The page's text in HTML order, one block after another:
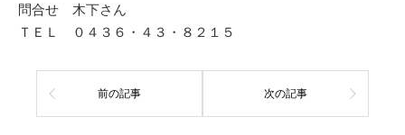
問合せ 木下さん
ＴＥＬ ０４３６・４３・８２１５
前の記事 次の記事